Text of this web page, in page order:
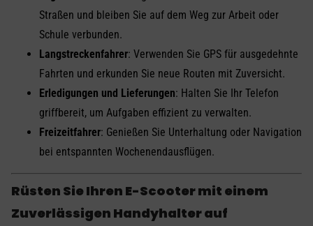
Straßen und bleiben Sie auf dem Weg zur Arbeit oder
Schule verbunden.
Langstreckenfahrer: Verwenden Sie GPS für ausgedehnte
Fahrten und erkunden Sie neue Routen mit Zuversicht.
Erledigungen und Lieferungen: Halten Sie Ihr Telefon
griffbereit, um Aufgaben effizient zu verwalten.
Freizeitfahrer: Genießen Sie Unterhaltung oder Navigation
bei entspannten Wochenendausflügen.
Rüsten Sie Ihren E-Scooter mit einem
Zuverlässigen Handyhalter auf